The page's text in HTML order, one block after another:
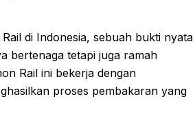
di Indonesia, sebuah bukti nyata
bertenaga tetapi juga ramah
Rail ini bekerja dengan
proses pembakaran yang